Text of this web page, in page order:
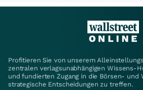
Profitieren Sie von unserem
zentralen verlagsunabhängigen Wissens-
und fundierten Zugang in die Börsen- und
strategische Entscheidungen zu treffen.